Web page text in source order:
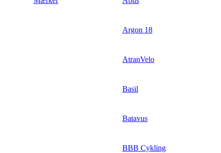
Argon 18
AtranVelo
Basil
Batavus
BBB Cykling